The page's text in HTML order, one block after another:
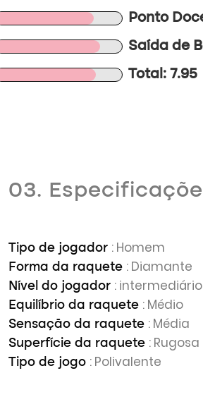
Ponto
Saída de
Total: 7.95
03.
Tipo de jogador : Homem
Forma da raquete : Diamante
Nível do jogador : intermediário
Equilíbrio da raquete : Médio
Sensação da raquete : Média
Superfície da raquete : Rugosa
Tipo de jogo : Polivalente